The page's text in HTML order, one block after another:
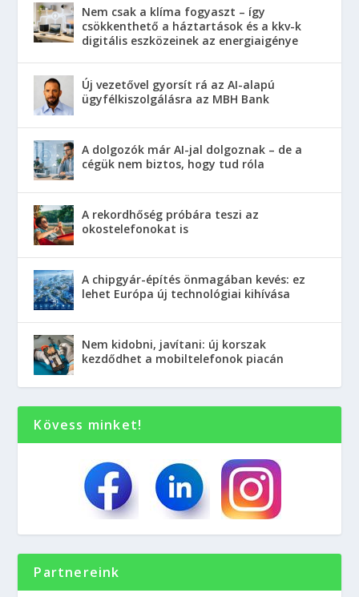
Nem csak a klíma fogyaszt – így
csökkenthető a háztartások és a kkv-k
digitális eszközeinek az energiaigénye
Új vezetővel gyorsít rá az AI-alapú
ügyfélkiszolgálásra az MBH Bank
A dolgozók már AI-jal dolgoznak – de a
cégük nem biztos, hogy tud róla
A rekordhőség próbára teszi az
okostelefonokat is
A chipgyár-építés önmagában kevés: ez
lehet Európa új technológiai kihívása
Nem kidobni, javítani: új korszak
kezdődhet a mobiltelefonok piacán
Kövess minket!
Partnereink